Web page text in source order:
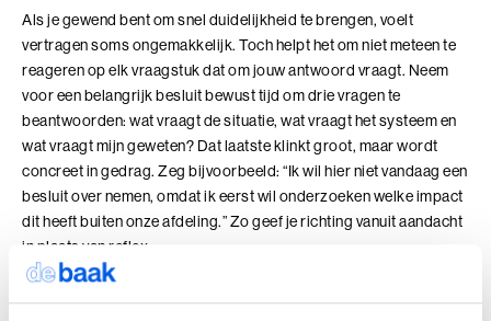
Perfectionisme in Balans
Perfectionisme in Balans (BaakBoost)
Persoonlijke Kracht
Persoonlijke Kracht (BaakBoost)
Professioneel Adviseren
Professioneel Adviseren (BaakBoost)
Projectmanagement
Als je gewend bent om snel duidelijkheid te brengen, voelt
vertragen soms ongemakkelijk. Toch helpt het om niet meteen te
reageren op elk vraagstuk dat om jouw antwoord vraagt. Neem
voor een belangrijk besluit bewust tijd om drie vragen te
beantwoorden: wat vraagt de situatie, wat vraagt het systeem en
wat vraagt mijn geweten? Dat laatste klinkt groot, maar wordt
concreet in gedrag. Zeg bijvoorbeeld: “Ik wil hier niet vandaag een
besluit over nemen, omdat ik eerst wil onderzoeken welke impact
dit heeft buiten onze afdeling.” Zo geef je richting vanuit aandacht
in plaats van reflex.
Een voorbeeld uit de praktijk